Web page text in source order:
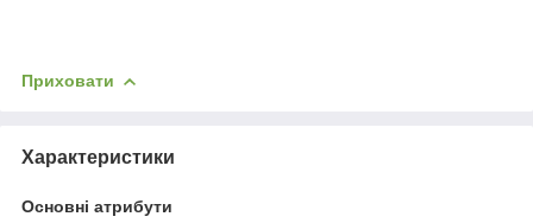
Приховати
Характеристики
Основні атрибути